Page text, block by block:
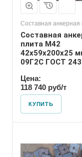
Составная анкерная
Составная
плита М42
42х59х200х25
09Г2С ГОСТ
Цена:
118 740 руб/т
КУПИТЬ
М36
24